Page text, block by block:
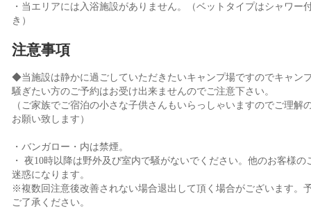
・当エリアには入浴施設がありません。（ベットタイプはシャワー
き）
注意事項
◆当施設は静かに過ごしていただきたいキャンプ場ですのでキャン
騒ぎたい方のご予約はお受け出来ませんのでご注意下さい。
（ご家族でご宿泊の小さな子供さんもいらっしゃいますのでご理解
お願い致します）
・バンガロー・内は禁煙。
・ 夜10時以降は野外及び室内で騒がないでください。他のお客様の
迷惑になります。
※複数回注意後改善されない場合退出して頂く場合がございます。
ご了承ください。